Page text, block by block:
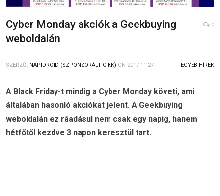
Cyber Monday akciók a Geekbuying
weboldalán
0
SZERZŐ: NAPIDROID (SZPONZORÁLT CIKK) ON 2017-11-27 EGYÉB HÍREK
A Black Friday-t mindig a Cyber Monday követi, ami
általában hasonló akciókat jelent. A Geekbuying
weboldalán ez ráadásul nem csak egy napig, hanem
hétfőtől kezdve 3 napon keresztül tart.